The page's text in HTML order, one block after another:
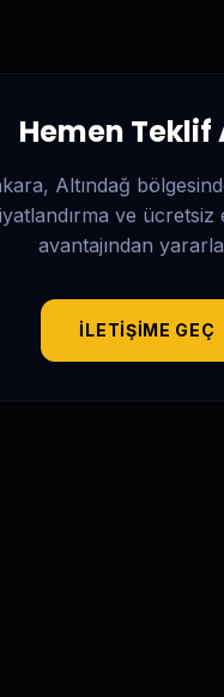
Hemen Teklif
Altındağ
ve ücretsiz
avantajından
İLETIŞIME GEÇ